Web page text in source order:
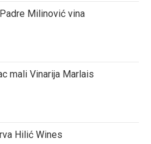
Milinović vina
mali Vinarija Marlais
Hilić Wines